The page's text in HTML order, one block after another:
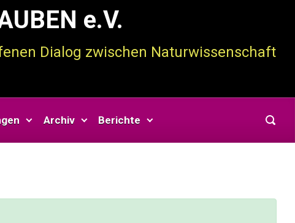
e.V.
Dialog zwischen Naturwissenschaft
Archiv Berichte